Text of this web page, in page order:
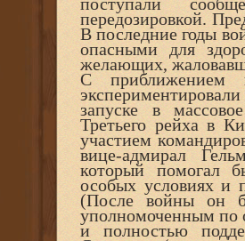
передозировкой.
В последние годы
опасными для
желающих,
С приближением
запуске в
Третьего рейха в
участием
вице-адмирал
который помогал
особых условиях и
(После войны он
уполномоченным по
и полностью